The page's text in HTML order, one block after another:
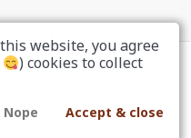
website, you agree
) cookies to collect
Nope Accept & close